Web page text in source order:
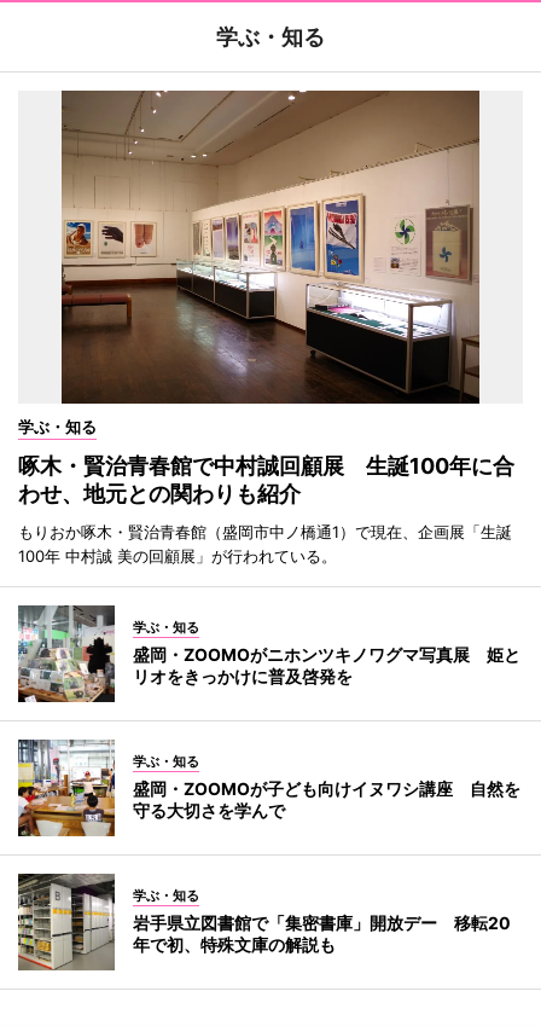
学ぶ・知る
学ぶ・知る
啄木・賢治青春館で中村誠回顧展 生誕100年に合
わせ、地元との関わりも紹介
もりおか啄木・賢治青春館（盛岡市中ノ橋通1）で現在、企画展「生誕
100年 中村誠 美の回顧展」が行われている。
学ぶ・知る
盛岡・ZOOMOがニホンツキノワグマ写真展 姫と
リオをきっかけに普及啓発を
学ぶ・知る
盛岡・ZOOMOが子ども向けイヌワシ講座 自然を
守る大切さを学んで
学ぶ・知る
岩手県立図書館で「集密書庫」開放デー 移転20
年で初、特殊文庫の解説も